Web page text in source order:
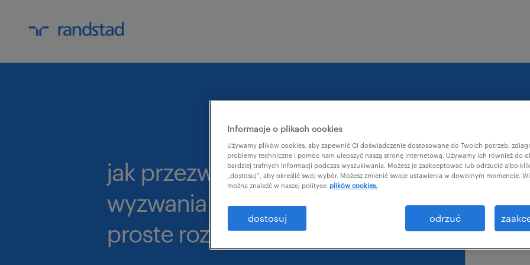
jak przezwyciężyć
wyzwania rekrutacji it?
proste rozwiązania dla firm.
służbowy
Informacje o plikach cookies
Używamy plików cookies, aby zapewnić Ci doświadczenie dostosowane do Twoich potrzeb,
problemy techniczne i pomóc nam ulepszyć naszą stronę internetową. Używamy ich również do
bardziej trafnych informacji podczas wyszukiwania. Możesz je zaakceptować lub odrzucić albo
„dostosuj”, aby określić swój wybór. Możesz zmienić swoje ustawienia w dowolnym momencie.
można znaleźć w naszej polityce plików cookies.
dostosuj odrzuć